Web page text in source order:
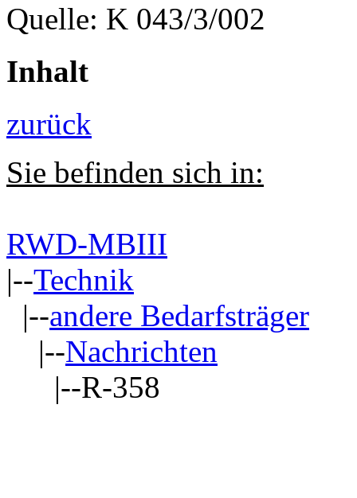
Quelle: K 043/3/002
Inhalt
zurück
Sie befinden sich in:
RWD-MBIII
|--Technik
|--andere Bedarfsträger
|--Nachrichten
|--R-358